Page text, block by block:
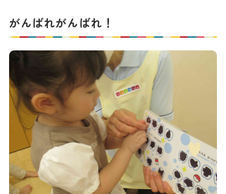
がんばれがんばれ！